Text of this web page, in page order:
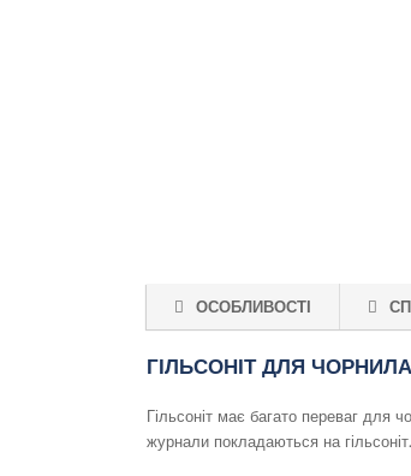
ОСОБЛИВОСТІ
ГІЛЬСОНІТ ДЛЯ
Гільсоніт має багато переваг для
журнали покладаються на гільсоніт.